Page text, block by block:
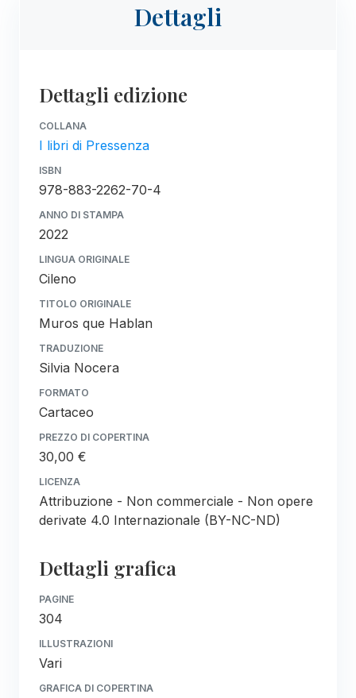
Dettagli
Dettagli edizione
COLLANA
I libri di Pressenza
ISBN
978-883-2262-70-4
ANNO DI STAMPA
2022
LINGUA ORIGINALE
Cileno
TITOLO ORIGINALE
Muros que Hablan
TRADUZIONE
Silvia Nocera
FORMATO
Cartaceo
PREZZO DI COPERTINA
30,00 €
LICENZA
Attribuzione - Non commerciale - Non opere
derivate 4.0 Internazionale (BY-NC-ND)
Dettagli grafica
PAGINE
304
ILLUSTRAZIONI
Vari
GRAFICA DI COPERTINA